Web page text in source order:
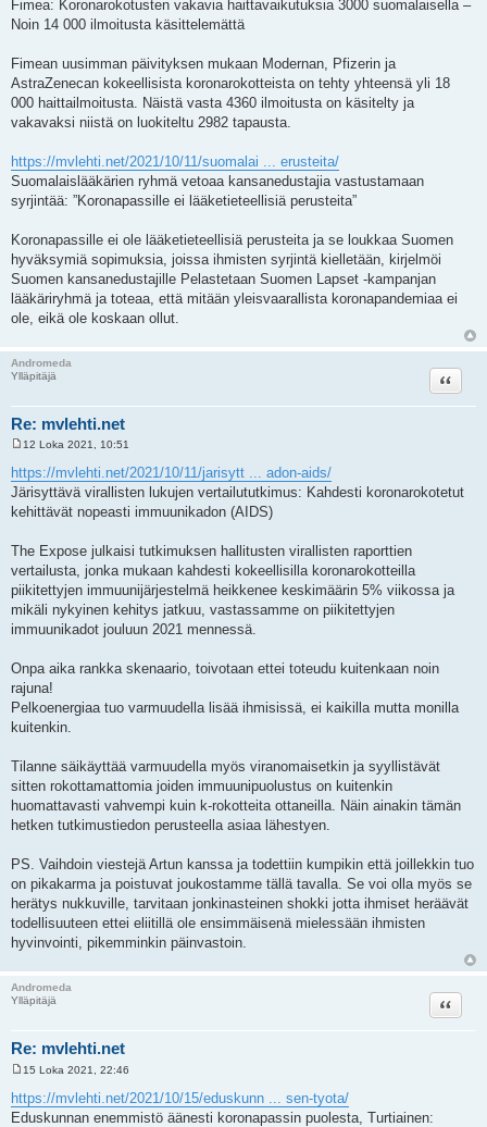
Fimea: Koronarokotusten vakavia haittavaikutuksia 3000 suomalaisella –
Noin 14 000 ilmoitusta käsittelemättä
Fimean uusimman päivityksen mukaan Modernan, Pfizerin ja
AstraZenecan kokeellisista koronarokotteista on tehty yhteensä yli 18
000 haittailmoitusta. Näistä vasta 4360 ilmoitusta on käsitelty ja
vakavaksi niistä on luokiteltu 2982 tapausta.
https://mvlehti.net/2021/10/11/suomalai ... erusteita/
Suomalaislääkärien ryhmä vetoaa kansanedustajia vastustamaan
syrjintää: ”Koronapassille ei lääketieteellisiä perusteita”
Koronapassille ei ole lääketieteellisiä perusteita ja se loukkaa Suomen
hyväksymiä sopimuksia, joissa ihmisten syrjintä kielletään, kirjelmöi
Suomen kansanedustajille Pelastetaan Suomen Lapset -kampanjan
lääkäriryhmä ja toteaa, että mitään yleisvaarallista koronapandemiaa ei
ole, eikä ole koskaan ollut.
Andromeda
Ylläpitäjä
Re: mvlehti.net
Lainaa
i
e
s
i
12 Loka 2021, 10:51
https://mvlehti.net/2021/10/11/jarisytt ... adon-aids/
Järisyttävä virallisten lukujen vertailututkimus: Kahdesti koronarokotetut
kehittävät nopeasti immuunikadon (AIDS)
The Expose julkaisi tutkimuksen hallitusten virallisten raporttien
vertailusta, jonka mukaan kahdesti kokeellisilla koronarokotteilla
piikitettyjen immuunijärjestelmä heikkenee keskimäärin 5% viikossa ja
mikäli nykyinen kehitys jatkuu, vastassamme on piikitettyjen
immuunikadot jouluun 2021 mennessä.
Onpa aika rankka skenaario, toivotaan ettei toteudu kuitenkaan noin
rajuna!
Pelkoenergiaa tuo varmuudella lisää ihmisissä, ei kaikilla mutta monilla
kuitenkin.
Tilanne säikäyttää varmuudella myös viranomaisetkin ja syyllistävät
sitten rokottamattomia joiden immuunipuolustus on kuitenkin
huomattavasti vahvempi kuin k-rokotteita ottaneilla. Näin ainakin tämän
hetken tutkimustiedon perusteella asiaa lähestyen.
PS. Vaihdoin viestejä Artun kanssa ja todettiin kumpikin että joillekkin tuo
on pikakarma ja poistuvat joukostamme tällä tavalla. Se voi olla myös se
herätys nukkuville, tarvitaan jonkinasteinen shokki jotta ihmiset heräävät
todellisuuteen ettei eliitillä ole ensimmäisenä mielessään ihmisten
hyvinvointi, pikemminkin päinvastoin.
Andromeda
Ylläpitäjä
Re: mvlehti.net
Lainaa
i
e
s
15 Loka 2021, 22:46
https://mvlehti.net/2021/10/15/eduskunn ... sen-tyota/
Eduskunnan enemmistö äänesti koronapassin puolesta, Turtiainen: